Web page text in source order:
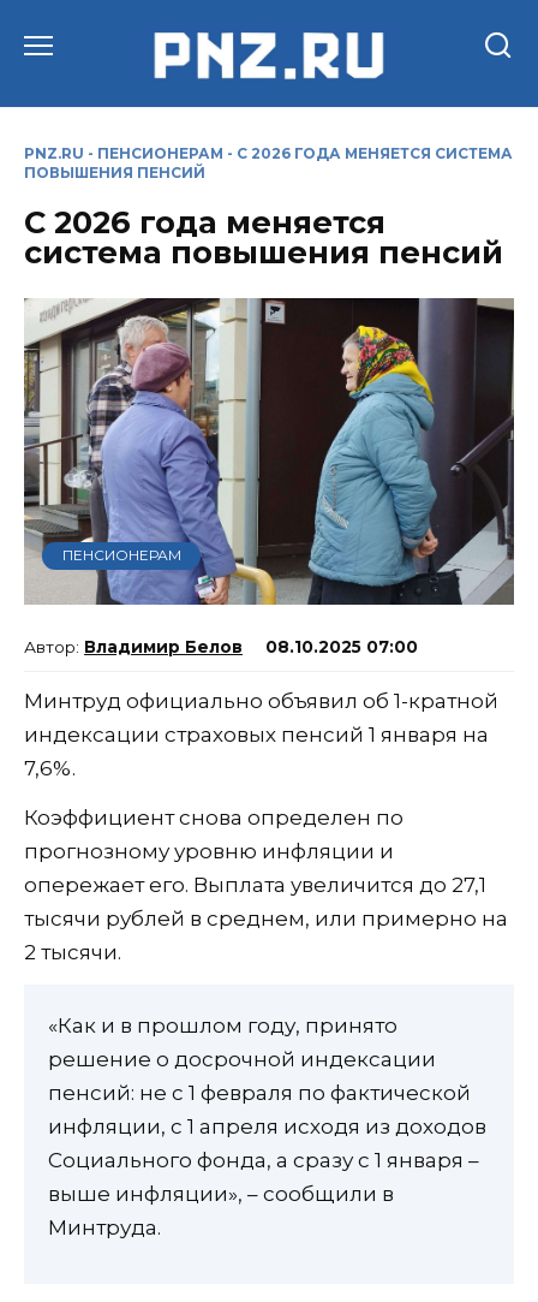
PNZ.RU - ПЕНСИОНЕРАМ - С 2026 ГОДА МЕНЯЕТСЯ СИСТЕМА
ПОВЫШЕНИЯ ПЕНСИЙ
С 2026 года меняется
система повышения пенсий
ПЕНСИОНЕРАМ
Владимир Белов 08.10.2025 07:00
Минтруд официально объявил об 1-кратной
индексации страховых пенсий 1 января на
7,6%.
Коэффициент снова определен по
прогнозному уровню инфляции и
опережает его. Выплата увеличится до 27,1
тысячи рублей в среднем, или примерно на
2 тысячи.
«Как и в прошлом году, принято
решение о досрочной индексации
пенсий: не с 1 февраля по фактической
инфляции, с 1 апреля исходя из доходов
Социального фонда, а сразу с 1 января –
выше инфляции», – сообщили в
Минтруда.